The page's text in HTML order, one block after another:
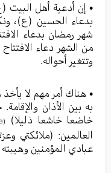
• إن أدعية أهل البيت
بدعاء الحسين (ع)،
شهر رمضان بدعاء
من الشهر دعاء
وتتغير أحواله.
• هناك أمر مهم لا
به بين الأذان
خاضعا خاشعا ذليلا)
العالمين: (ملائكتي
عبادي المؤمنين